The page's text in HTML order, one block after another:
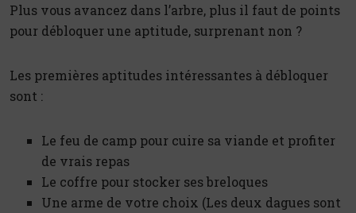
Plus vous avancez dans l’arbre, plus il faut de points
pour débloquer une aptitude, surprenant non ?
Les premières aptitudes intéressantes à débloquer
sont :
Le feu de camp pour cuire sa viande et profiter
de vrais repas
Le coffre pour stocker ses breloques
Une arme de votre choix (Les deux dagues sont